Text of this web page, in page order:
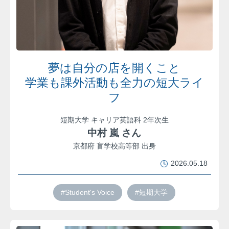
夢は自分の店を開くこと
学業も課外活動も全力の短大ライ
フ
短期大学 キャリア英語科 2年次生
中村 嵐 さん
京都府 盲学校高等部 出身
2026.05.18
#Student's Voice #短期大学